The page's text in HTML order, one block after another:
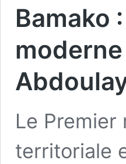
Bamako
Le Premier
territoriale